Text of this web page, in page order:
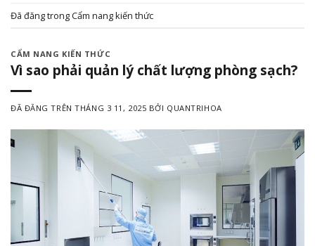
Đã đăng trongCẩm nang kiến thức
CẨM NANG KIẾN THỨC
Vì sao phải quản lý chất lượng phòng sạch?
ĐÃ ĐĂNG TRÊNTHÁNG 3 11, 2025 BỞI QUANTRIHOA